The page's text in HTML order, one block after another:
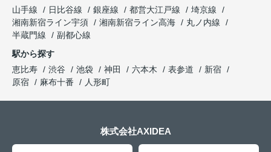
山手線
日比谷線 銀座線 都営大江戸線
埼京線
湘南新宿ライン宇須
湘南新宿ライン高海
丸ノ内線
半蔵門線
副都心線
駅から探す
恵比寿
渋谷 池袋 神田 六本木 表参道
新宿
原宿
麻布十番 人形町
株式会社AXIDEA